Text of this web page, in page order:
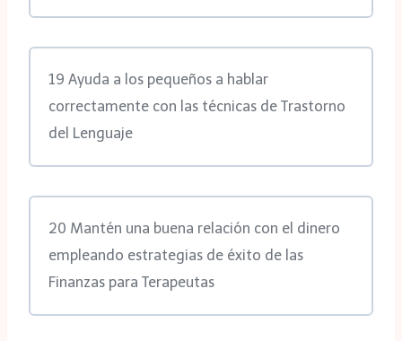
19 Ayuda a los pequeños a hablar
correctamente con las técnicas de Trastorno
del Lenguaje
20 Mantén una buena relación con el dinero
empleando estrategias de éxito de las
Finanzas para Terapeutas